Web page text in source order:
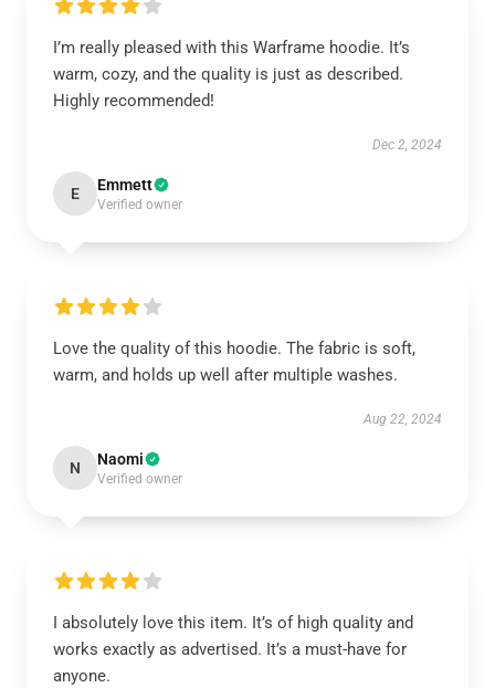
I’m really pleased with this Warframe hoodie. It’s
warm, cozy, and the quality is just as described.
Highly recommended!
Dec 2, 2024
E Emmett
Verified owner
Love the quality of this hoodie. The fabric is soft,
warm, and holds up well after multiple washes.
Aug 22, 2024
N Naomi
Verified owner
I absolutely love this item. It’s of high quality and
works exactly as advertised. It’s a must-have for
anyone.